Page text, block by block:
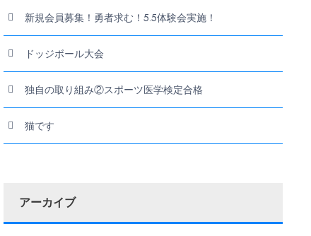
新規会員募集！勇者求む！5.5体験会実施！
ドッジボール大会
独自の取り組み②スポーツ医学検定合格
猫です
アーカイブ